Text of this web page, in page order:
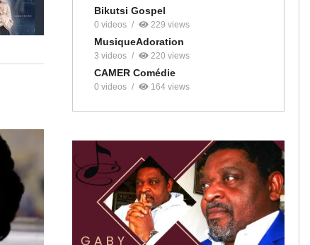
Bikutsi Gospel
0 videos 229 views
MusiqueAdoration
3 videos 220 views
CAMER Comédie
0 videos 164 views